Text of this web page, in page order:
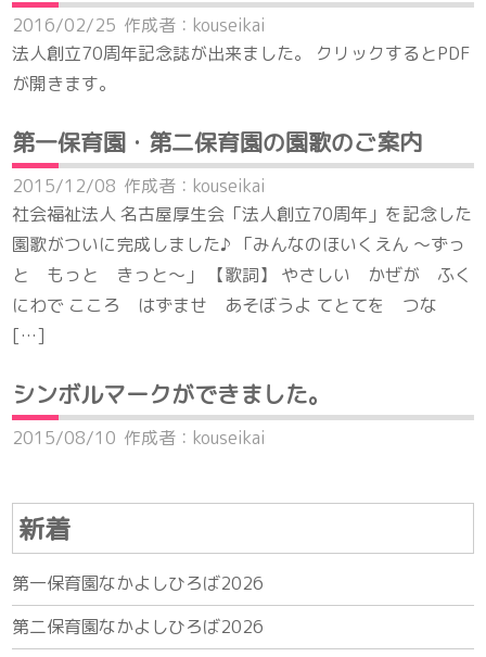
2016/02/25 作成者：kouseikai
法人創立70周年記念誌が出来ました。 クリックするとPDF
が開きます。
第一保育園・第二保育園の園歌のご案内
2015/12/08 作成者：kouseikai
社会福祉法人 名古屋厚生会「法人創立70周年」を記念した
園歌がついに完成しました♪ 「みんなのほいくえん ～ずっ
と もっと きっと～」 【歌詞】 やさしい かぜが ふく
にわで こころ はずませ あそぼうよ てとてを つな
[…]
シンボルマークができました。
2015/08/10 作成者：kouseikai
新着
第一保育園なかよしひろば2026
第二保育園なかよしひろば2026